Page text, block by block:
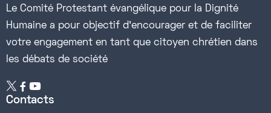
Le Comité Protestant évangélique pour la Dignité
Humaine a pour objectif d’encourager et de faciliter
votre engagement en tant que citoyen chrétien dans
les débats de société
 
Contacts